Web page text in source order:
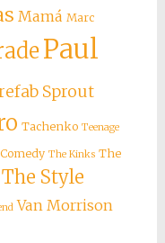
Mamá Marc
Paul
Sprout
Tachenko Teenage
The Kinks The
The Style
Van Morrison